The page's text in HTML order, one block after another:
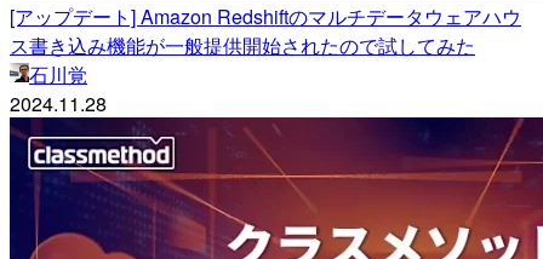
[アップデート] Amazon Redshiftのマルチデータウェアハウ
ス書き込み機能が一般提供開始されたので試してみた
石川覚
2024.11.28